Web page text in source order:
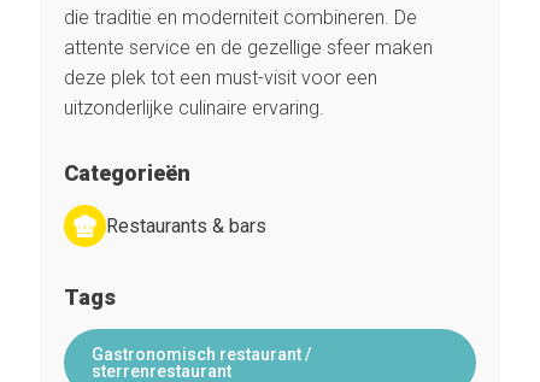
die traditie en moderniteit combineren. De
attente service en de gezellige sfeer maken
deze plek tot een must-visit voor een
uitzonderlijke culinaire ervaring.
Categorieën
Restaurants & bars
Tags
Gastronomisch restaurant /
sterrenrestaurant